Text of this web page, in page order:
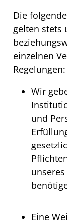
Die
gelten stets
einzelnen
Regelungen:
Wir
und
Eine